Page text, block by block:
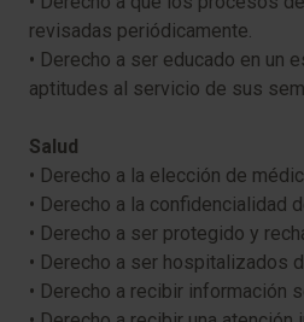
revisadas periódicamente.
• Derecho a ser educado en un
aptitudes al servicio de sus
Salud
• Derecho a la elección de
• Derecho a la confidencialidad
• Derecho a ser protegido y
• Derecho a ser hospitalizados
• Derecho a recibir información